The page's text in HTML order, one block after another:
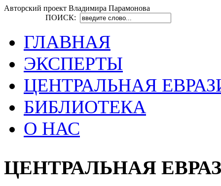
Авторский проект Владимира Парамонова
ПОИСК:
ГЛАВНАЯ
ЭКСПЕРТЫ
ЦЕНТРАЛЬНАЯ
БИБЛИОТЕКА
О НАС
ЦЕНТРАЛЬНАЯ